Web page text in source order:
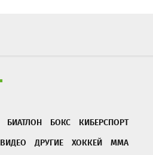
БИАТЛОН БОКС
КИБЕРСПОРТ
ВИДЕО ДРУГИЕ ХОККЕЙ
ММА